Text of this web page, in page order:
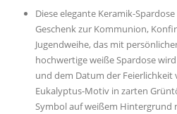
Diese elegante Keramik-
Geschenk zur Kommunion,
Jugendweihe, das mit
hochwertige weiße Spardose
und dem Datum der Feierlichkeit
Eukalyptus-Motiv in zarten
Symbol auf weißem Hintergrund